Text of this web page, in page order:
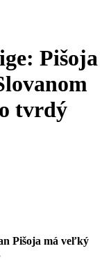
Pišoja
tvrdý
Pišoja má veľký